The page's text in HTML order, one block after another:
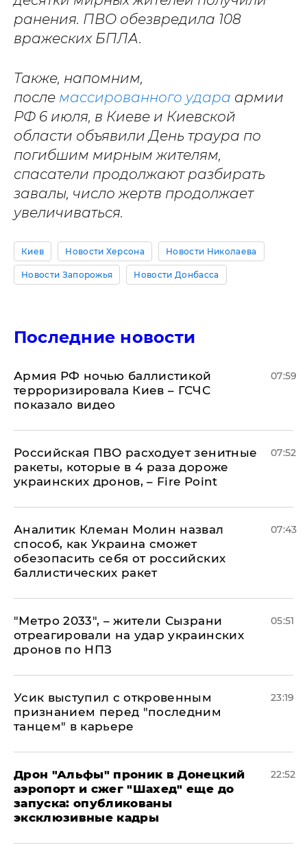
ранения. ПВО обезвредила 108
вражеских БПЛА.
Также, напомним,
после массированного удара армии
РФ 6 июля, в Киеве и Киевской
области объявили День траура по
погибшим мирным жителям,
спасатели продолжают разбирать
завалы, число жертв продолжает
увеличиваться.
Киев Новости Херсона Новости Николаева
Новости Запорожья Новости Донбасса
Последние новости
Армия РФ ночью баллистикой
терроризировала Киев – ГСЧС
показало видео
07:59
Российская ПВО расходует зенитные
ракеты, которые в 4 раза дороже
украинских дронов, – Fire Point
07:52
Аналитик Клеман Молин назвал
способ, как Украина сможет
обезопасить себя от российских
баллистических ракет
07:43
"Метро 2033", – жители Сызрани
отреагировали на удар украинских
дронов по НПЗ
05:51
Усик выступил с откровенным
признанием перед "последним
танцем" в карьере
23:19
Дрон "Альфы" проник в Донецкий
аэропорт и сжег "Шахед" еще до
запуска: опубликованы
эксклюзивные кадры
22:52